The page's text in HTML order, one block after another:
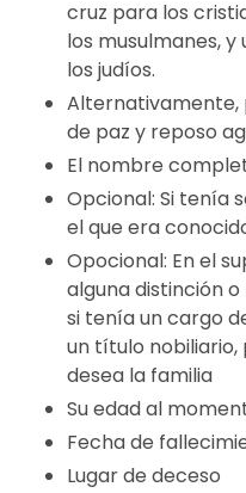
cruz para los
los musulmanes,
los judíos.
Alternativamente,
de paz y reposo
El nombre
Opcional: Si tenía
el que era
Opocional: En el
alguna distinción
si tenía un cargo
un título nobiliario,
desea la familia
Su edad al
Fecha de
Lugar de deceso